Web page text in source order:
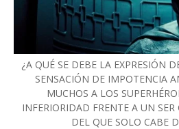
¿A QUÉ SE DEBE LA EXPRESIÓN
SENSACIÓN DE IMPOTENCIA
MUCHOS A LOS
INFERIORIDAD FRENTE A UN
DEL QUE SOLO CABE